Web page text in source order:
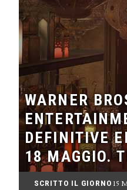
WARNER
DEFINITIVE
18 MAGGIO.
SCRITTO IL GIORNO 15